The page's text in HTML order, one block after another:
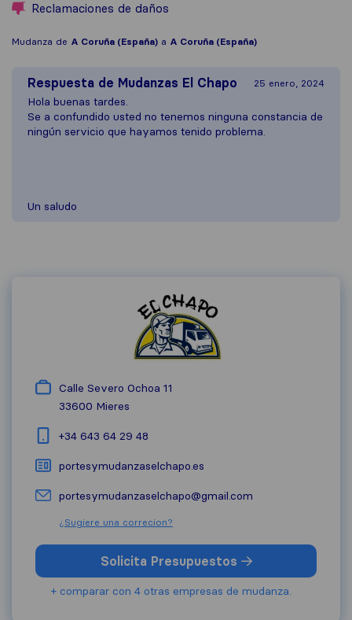
Reclamaciones de daños
Mudanza de A Coruña (España) a A Coruña (España)
Respuesta de Mudanzas El Chapo 25 enero, 2024
Hola buenas tardes.
Se a confundido usted no tenemos ninguna constancia de
ningún servicio que hayamos tenido problema.
Un saludo
Calle Severo Ochoa 11
33600 Mieres
+34 643 64 29 48
portesymudanzaselchapo.es
portesymudanzaselchapo@gmail.com
¿Sugiere una correcion?
Solicita Presupuestos
+ comparar con 4 otras empresas de mudanza.